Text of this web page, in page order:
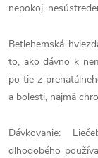
nepokoj,
Betlehemská
to, ako dávno k
po tie z
a bolesti, najmä
Dávkovanie:
dlhodobého